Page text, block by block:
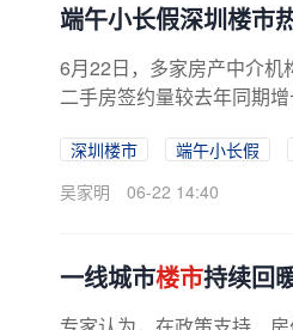
端午小长假深圳楼市
6月22日，多家房产中介机
二手房签约量较去年同期
深圳楼市 端午小长假
吴家明
06-22 14:40
一线城市楼市持续回